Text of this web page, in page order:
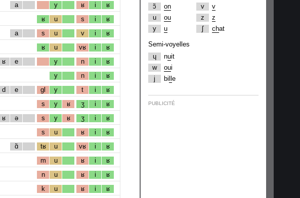
a y ʁ i ʁ
ʁ u s i ʁ
a s u v i ʁ
ʁ u vʁ i ʁ
ʁ e y n i ʁ
y n i ʁ
d e gl y t i ʁ
s y ʁ ʒ i ʁ
ʁ ə s y ʁ ʒ i ʁ
s u ʁ i ʁ
ɑ̃ tʁ u vʁ i ʁ
m u ʁ i ʁ
n u ʁ i ʁ
k u ʁ i ʁ
ɔ̃
on
u
ou
y
u
v
v
z
z
ʃ
chat
Semi-voyelles
ɥ
nuit
w
oui
j
bi e
PUBLICITÉ